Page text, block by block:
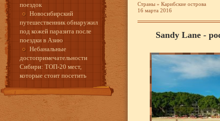
поездок
Новосибирский
путешественник обнаружил
под кожей паразита после
поездки в Азию
Небанальные
достопримечательности
Сибири: ТОП-20 мест,
которые стоит посетить
Страны » Карибские острова
16 марта 2016
Sandy Lane -